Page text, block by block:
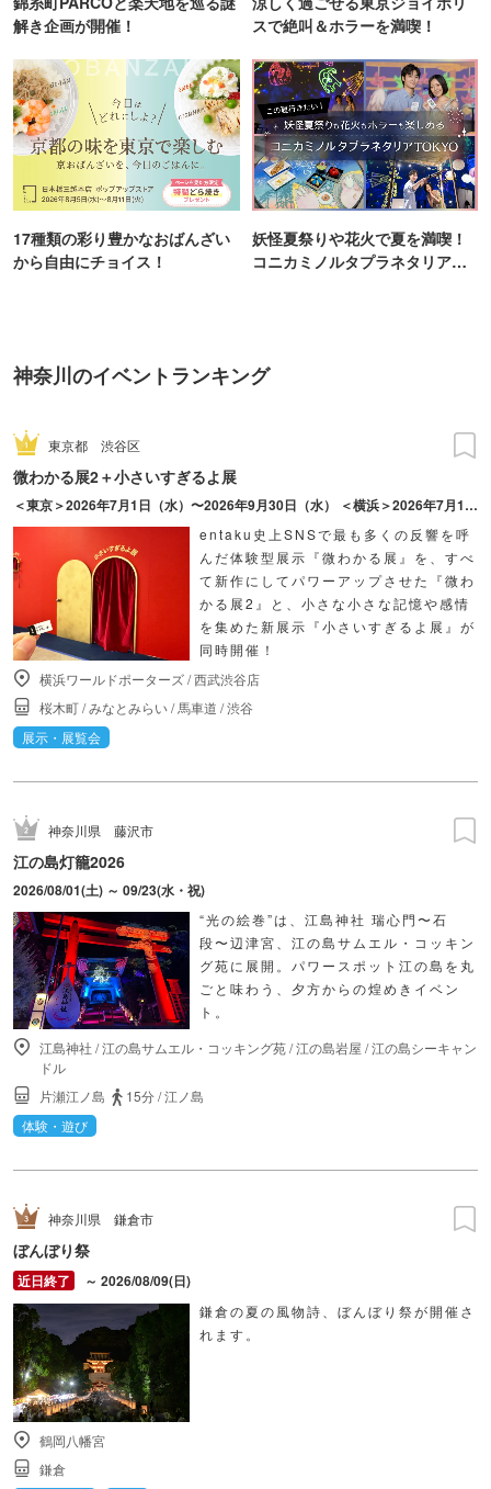
解き企画が開催！
スで絶叫＆ホラーを満喫！
17種類の彩り豊かなおばんざい
から自由にチョイス！
妖怪夏祭りや花火で夏を満喫！
コニカミノルタプラネタリア
神奈川のイベントランキング
東京都 渋谷区
微わかる展2＋小さいすぎるよ展
＜東京＞2026年7月1日（水）〜2026年9月30日（水） ＜横浜＞2026年7月17日（金）〜2026年10月18日（日）
entaku史上SNSで最も多くの反響を呼
んだ体験型展示『微わかる展』を、すべ
て新作にしてパワーアップさせた『微わ
かる展2』と、小さな小さな記憶や感情
を集めた新展示『小さいすぎるよ展』が
同時開催！
横浜ワールドポーターズ/西武渋谷店
桜木町/みなとみらい/馬車道 /渋谷
展示・展覧会
神奈川県 藤沢市
江の島灯籠2026
2026/08/01(土) ～ 09/23(水・祝)
“光の絵巻”は、江島神社 瑞心門〜石
段〜辺津宮、江の島サムエル・コッキン
グ苑に展開。パワースポット江の島を丸
ごと味わう、夕方からの煌めきイベン
ト。
江島神社 /江の島サムエル・コッキング苑/江の島岩屋 /江の島シーキャン
ドル
片瀬江ノ島
15分/江ノ島
体験・遊び
神奈川県 鎌倉市
ぼんぼり祭
～ 2026/08/09(日)
鎌倉の夏の風物詩、ぼんぼり祭が開催さ
れます。
鶴岡八幡宮
鎌倉